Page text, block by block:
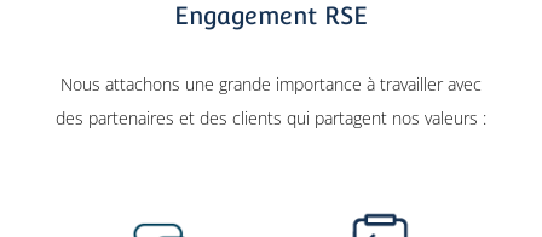
Engagement RSE
Nous attachons une grande importance à travailler avec
des partenaires et des clients qui partagent nos valeurs :